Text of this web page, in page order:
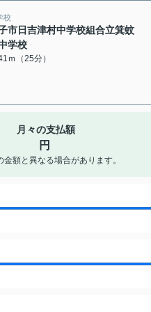
校
市日吉津村中学校組合立箕蚊
学校
ｍ（25分）
月々の支払額
円
額と異なる場合があります。